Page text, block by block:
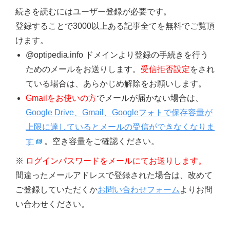
続きを読むにはユーザー登録が必要です。
登録することで3000以上ある記事全てを無料でご覧頂
けます。
@optipedia.info ドメインより登録の手続きを行う
ためのメールをお送りします。 受信拒否設定をされ
ている場合は、あらかじめ解除をお願いします。
Gmailをお使いの方でメールが届かない場合は、
Google Drive、Gmail、Googleフォトで保存容量が
上限に達しているとメールの受信ができなくなりま
す
。空き容量をご確認ください。
※ ログインパスワードをメールにてお送りします。
間違ったメールアドレスで登録された場合は、改めて
ご登録していただくかお問い合わせフォーム よりお問
い合わせください。